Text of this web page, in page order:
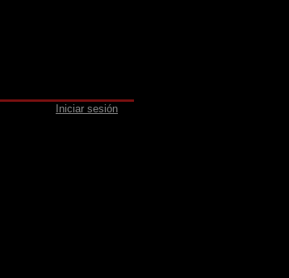
Iniciar sesión